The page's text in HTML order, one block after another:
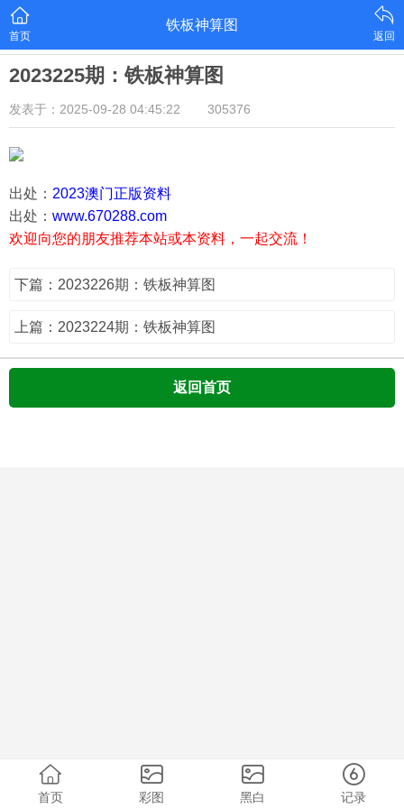
首页
铁板神算图
返回
2023225期：铁板神算图
发表于：2025-09-28 04:45:22 305376
出处： 2023澳门正版资料
出处： www.670288.com
欢迎向您的朋友推荐本站或本资料，一起交流！
下篇：2023226期：铁板神算图
上篇：2023224期：铁板神算图
返回首页
首页 彩图 黑白 记录